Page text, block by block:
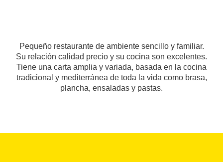
Pequeño restaurante de ambiente sencillo y familiar.
Su relación calidad precio y su cocina son excelentes.
Tiene una carta amplia y variada, basada en la cocina
tradicional y mediterránea de toda la vida como brasa,
plancha, ensaladas y pastas.